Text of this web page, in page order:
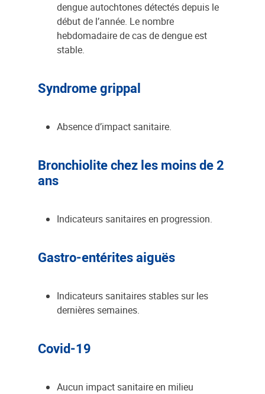
dengue autochtones détectés depuis le
début de l’année. Le nombre
hebdomadaire de cas de dengue est
stable.
Syndrome grippal
Absence d’impact sanitaire.
Bronchiolite chez les moins de 2
ans
Indicateurs sanitaires en progression.
Gastro-entérites aiguës
Indicateurs sanitaires stables sur les
dernières semaines.
Covid-19
Aucun impact sanitaire en milieu